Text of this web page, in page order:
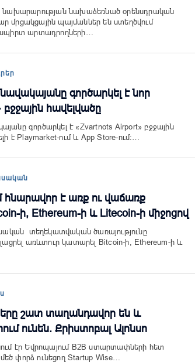
նախարարության նախաձեռնած օրենսդրական
մրցակցային պայմաններ են ստեղծվում
սպիրտ արտադրողների…
գործարկել է նոր
բջջային հավելվածը
գործարկել է «Zvartnots Airport» բջջային
է Playmarket-ում և App Store-ում։…
հնարավոր է առք ու վաճառք
ի, Ethereum-ի և Litecoin-ի միջոցով
տեղեկատվական ծառայությունը
առևտուր կատարել Bitcoin-ի, Ethereum-ի և
շատ տաղանդավոր են և
ունեն. Քրիստոբալ Ալոնսո
էր Եվրոպայում B2B ստարտափների հետ
փորձ ունեցող Startup Wise…